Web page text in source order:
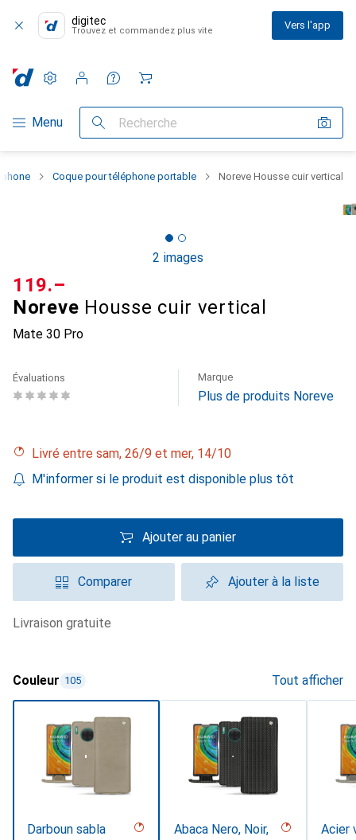
digitec
Trouvez et commandez plus vite Vers l'app
Navigation par catégorie
Menu Recherche
Paramètres
Compte client
Listes de comparaison
Listes d'envies
Panier
Coque pour téléphone portable Noreve Housse cuir vertical
2 images
Noreve Housse cuir vertical
Mate 30 Pro
CHF
119.–
Évaluations Marque
Plus de produits Noreve
Livré entre sam, 26/9 et mer, 14/10
M'informer si le produit est disponible plus tôt
Ajouter au panier
Comparer Ajouter à la liste
livraison gratuite
Couleur 105 Tout afficher
Darboun sabla
Abaca Nero, Noir,
Acier